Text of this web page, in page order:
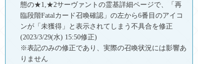
態の★1,★2サーヴァントの霊基詳細ページで、「再
臨段階Fatalカード召喚確認」の左から6番目のアイコ
ンが「未獲得」と表示されてしまう不具合を修正
(2023/3/29(水) 15:50修正)
※表記のみの修正であり、実際の召喚状況には影響あ
りません